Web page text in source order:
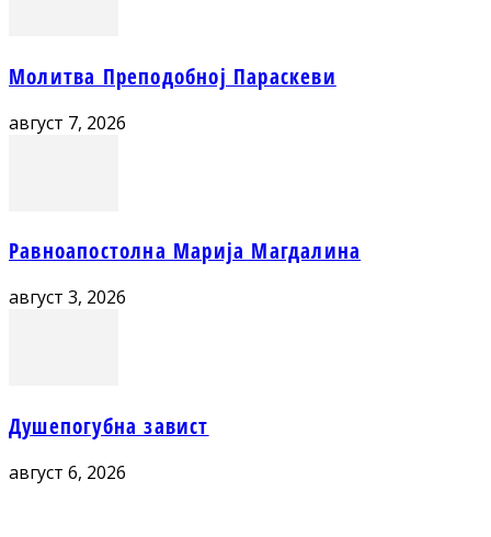
Молитва Преподобној Параскеви
август 7, 2026
Равноапостолна Марија Магдалина
август 3, 2026
Душепогубна завист
август 6, 2026